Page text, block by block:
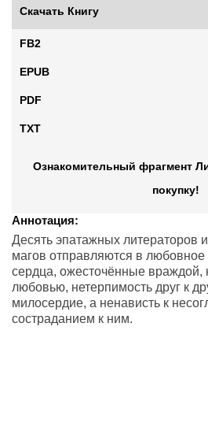
Скачать Книгу
FB2
EPUB
PDF
TXT
Ознакомительный фрагмент
покупку!
Аннотация:
Десять эпатажных литераторов
магов отправляются в любовное
сердца, ожесточённые враждой,
любовью, нетерпимость друг к
милосердие, а ненависть к
состраданием к ним.